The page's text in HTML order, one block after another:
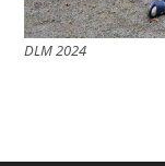
DLM 2024